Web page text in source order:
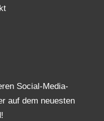
Social-Media-
auf dem neuesten